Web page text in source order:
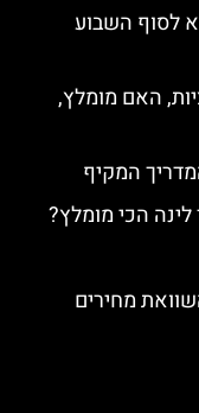
לסוף השבוע
האם מומלץ,
המקיף
הכי מומלץ?
מחירים